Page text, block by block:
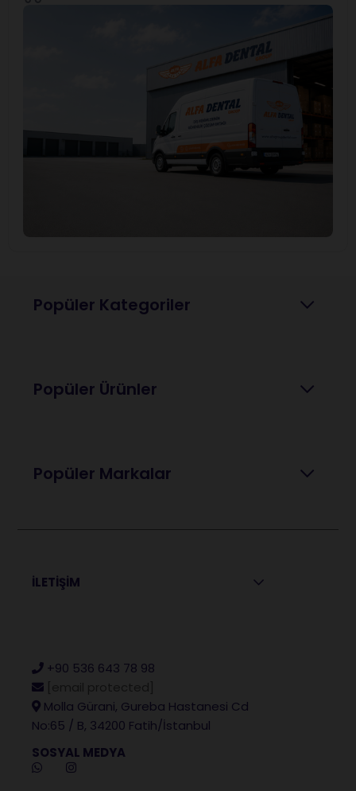
Popüler Kategoriler
Popüler Ürünler
Popüler Markalar
İLETİŞİM
+90 536 643 78 98
Molla Gürani, Gureba Hastanesi Cd
No:65 / B, 34200 Fatih/İstanbul
SOSYAL MEDYA